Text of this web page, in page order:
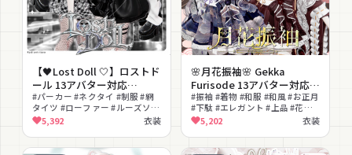
【🖤Lost Doll 🤍】ロストド
ール 13アバター対応
Radiant-iseo
#パーカー #ネクタイ #制服 #網
タイツ #ローファー #ルーズソッ
クス #ストリート #クール #MA
対応 #lilToon対応
5,392 衣装
🌸月花振袖🌸 Gekka
Furisode 13アバター対応
Radiant-iseo
#振袖 #着物 #和服 #和風 #お正月
#下駄 #エレガント #上品 #花柄
#MA対応
5,202 衣装